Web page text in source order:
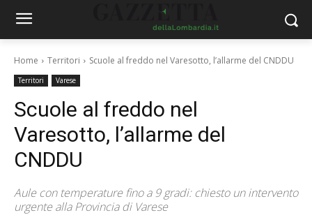
Home Territori Scuole al freddo nel Varesotto, l’allarme del CNDDU
Territori Varese
Scuole al freddo nel
Varesotto, l’allarme del
CNDDU
Aule con temperature fino a 9 gradi: chiesto un intervento
urgente alla Provincia di Varese